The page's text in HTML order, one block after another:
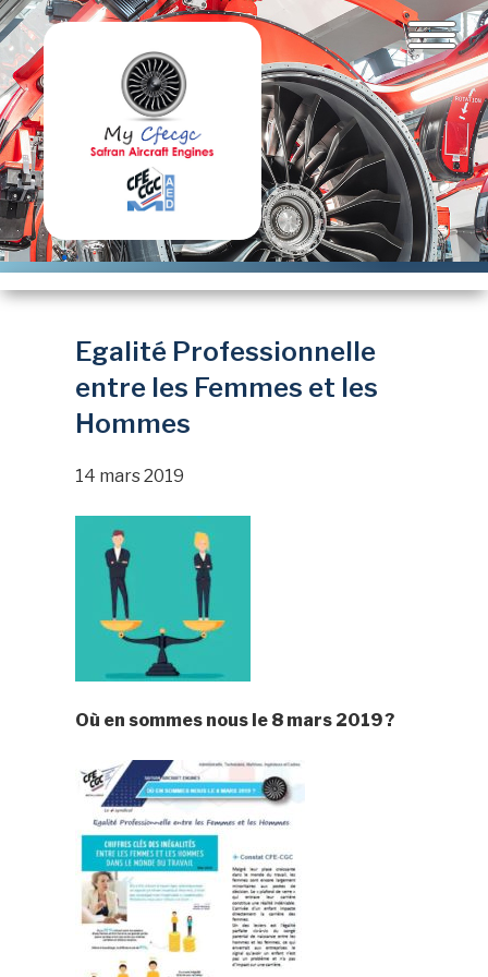
Aller
au
contenu
principal
Egalité Professionnelle
entre les Femmes et les
Hommes
14 mars 2019
Où en sommes nous le 8 mars 2019?